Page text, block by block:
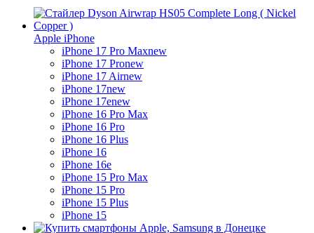
Apple iPhone
iPhone 17 Pro Maxnew
iPhone 17 Pronew
iPhone 17 Airnew
iPhone 17new
iPhone 17enew
iPhone 16 Pro Max
iPhone 16 Pro
iPhone 16 Plus
iPhone 16
iPhone 16e
iPhone 15 Pro Max
iPhone 15 Pro
iPhone 15 Plus
iPhone 15